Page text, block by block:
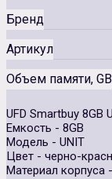
Бренд
Артикул
Объем памяти, GB
UFD Smartbuy 8GB
Емкость - 8GB
Модель - UNIT
Цвет - черно-
Материал корпуса